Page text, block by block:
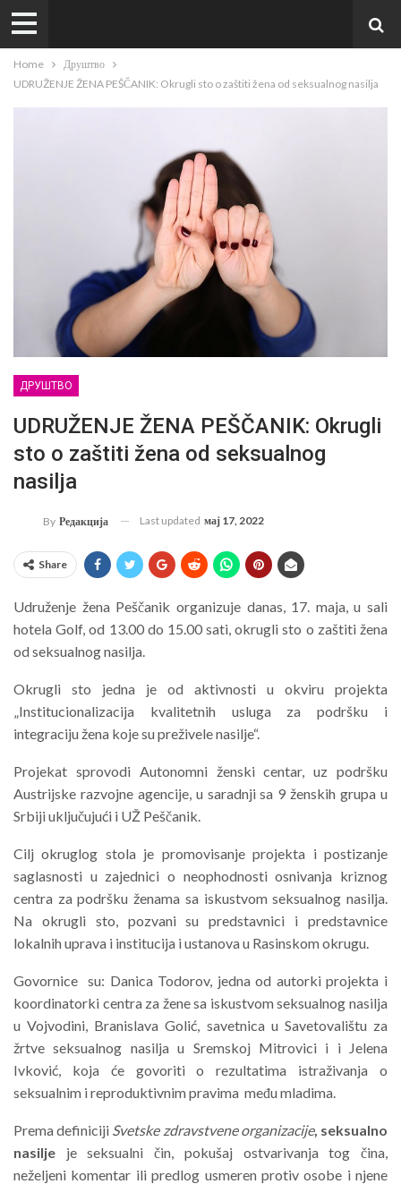
Home
Друштво
UDRUŽENJE ŽENA PEŠČANIK: Okrugli sto o zaštiti žena od seksualnog nasilja
ДРУШТВО
UDRUŽENJE ŽENA PEŠČANIK: Okrugli
sto o zaštiti žena od seksualnog
nasilja
By Редакција Last updated мај 17, 2022
Share
Udruženje žena Peščanik organizuje danas, 17. maja, u sali
hotela Golf, od 13.00 do 15.00 sati, okrugli sto o zaštiti žena
od seksualnog nasilja.
Okrugli sto jedna je od aktivnosti u okviru projekta
„Institucionalizacija kvalitetnih usluga za podršku i
integraciju žena koje su preživele nasilje“.
Projekat sprovodi Autonomni ženski centar, uz podršku
Austrijske razvojne agencije, u saradnji sa 9 ženskih grupa u
Srbiji uključujući i UŽ Peščanik.
Cilj okruglog stola je promovisanje projekta i postizanje
saglasnosti u zajednici o neophodnosti osnivanja kriznog
centra za podršku ženama sa iskustvom seksualnog nasilja.
Na okrugli sto, pozvani su predstavnici i predstavnice
lokalnih uprava i institucija i ustanova u Rasinskom okrugu.
Govornice su: Danica Todorov, jedna od autorki projekta i
koordinatorki centra za žene sa iskustvom seksualnog nasilja
u Vojvodini, Branislava Golić, savetnica u Savetovalištu za
žrtve seksualnog nasilja u Sremskoj Mitrovici i i Jelena
Ivković, koja će govoriti o rezultatima istraživanja o
seksualnim i reproduktivnim pravima među mladima.
Prema definiciji Svetske zdravstvene organizacije, seksualno
nasilje je seksualni čin, pokušaj ostvarivanja tog čina,
neželjeni komentar ili predlog usmeren protiv osobe i njene